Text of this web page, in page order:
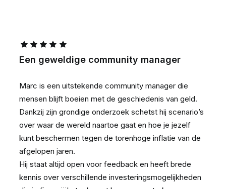
Een geweldige community manager
Marc is een uitstekende community manager die
mensen blijft boeien met de geschiedenis van geld.
Dankzij zijn grondige onderzoek schetst hij scenario’s
over waar de wereld naartoe gaat en hoe je jezelf
kunt beschermen tegen de torenhoge inflatie van de
afgelopen jaren.
Hij staat altijd open voor feedback en heeft brede
kennis over verschillende investeringsmogelijkheden